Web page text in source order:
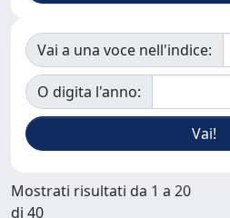
Vai a una voce nell'indice:
O digita l'anno:
Mostrati risultati da 1 a 20
di 40